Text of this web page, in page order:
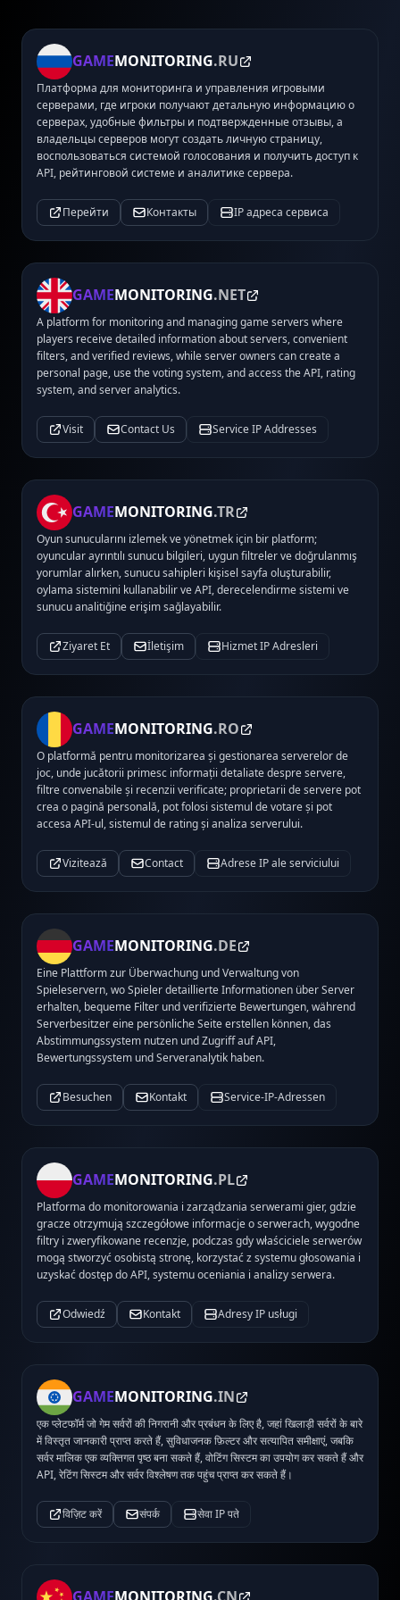
GAMEMONITORING.RU
Платформа для мониторинга и управления игровыми
серверами, где игроки получают детальную информацию о
серверах, удобные фильтры и подтвержденные отзывы, а
владельцы серверов могут создать личную страницу,
воспользоваться системой голосования и получить доступ к
API, рейтинговой системе и аналитике сервера.
Перейти Контакты IP адреса сервиса
GAMEMONITORING.NET
A platform for monitoring and managing game servers where
players receive detailed information about servers, convenient
filters, and verified reviews, while server owners can create a
personal page, use the voting system, and access the API, rating
system, and server analytics.
Visit Contact Us Service IP Addresses
GAMEMONITORING.TR
Oyun sunucularını izlemek ve yönetmek için bir platform;
oyuncular ayrıntılı sunucu bilgileri, uygun filtreler ve doğrulanmış
yorumlar alırken, sunucu sahipleri kişisel sayfa oluşturabilir,
oylama sistemini kullanabilir ve API, derecelendirme sistemi ve
sunucu analitiğine erişim sağlayabilir.
Ziyaret Et İletişim Hizmet IP Adresleri
GAMEMONITORING.RO
O platformă pentru monitorizarea și gestionarea serverelor de
joc, unde jucătorii primesc informații detaliate despre servere,
filtre convenabile și recenzii verificate; proprietarii de servere pot
crea o pagină personală, pot folosi sistemul de votare și pot
accesa API-ul, sistemul de rating și analiza serverului.
Vizitează Contact Adrese IP ale serviciului
GAMEMONITORING.DE
Eine Plattform zur Überwachung und Verwaltung von
Spieleservern, wo Spieler detaillierte Informationen über Server
erhalten, bequeme Filter und verifizierte Bewertungen, während
Serverbesitzer eine persönliche Seite erstellen können, das
Abstimmungssystem nutzen und Zugriff auf API,
Bewertungssystem und Serveranalytik haben.
Besuchen Kontakt Service-IP-Adressen
GAMEMONITORING.PL
Platforma do monitorowania i zarządzania serwerami gier, gdzie
gracze otrzymują szczegółowe informacje o serwerach, wygodne
filtry i zweryfikowane recenzje, podczas gdy właściciele serwerów
mogą stworzyć osobistą stronę, korzystać z systemu głosowania i
uzyskać dostęp do API, systemu oceniania i analizy serwera.
Odwiedź Kontakt Adresy IP usługi
GAMEMONITORING.IN
एक प्लेटफॉर्म जो गेम सर्वरों की निगरानी और प्रबंधन के लिए है, जहां खिलाड़ी सर्वरों के बारे
में विस्तृत जानकारी प्राप्त करते हैं, सुविधाजनक फ़िल्टर और सत्यापित समीक्षाएं, जबकि
सर्वर मालिक एक व्यक्तिगत पृष्ठ बना सकते हैं, वोटिंग सिस्टम का उपयोग कर सकते हैं और
API, रेटिंग सिस्टम और सर्वर विश्लेषण तक पहुंच प्राप्त कर सकते हैं।
विज़िट करें संपर्क सेवा IP पते